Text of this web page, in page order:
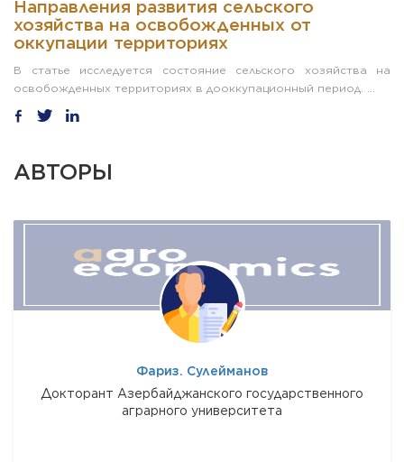
Направления развития сельского
хозяйства на освобожденных от
оккупации территориях
В статье исследуется состояние сельского хозяйства на
освобожденных территориях в дооккупационный период. ...
АВТОРЫ
Фариз. Сулейманов
Докторант Азербайджанского государственного
аграрного университета